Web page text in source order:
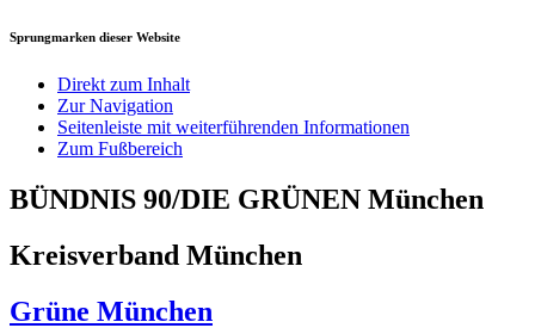
Sprungmarken dieser Website
Direkt zum Inhalt
Zur Navigation
Seitenleiste mit weiterführenden Informationen
Zum Fußbereich
BÜNDNIS 90/DIE GRÜNEN München
Kreisverband München
Grüne München